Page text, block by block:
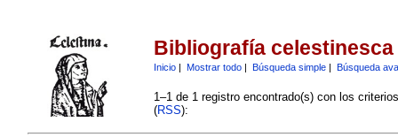
Bibliografía celestinesca
Inicio| Mostrar todo| Búsqueda simple| Búsqueda
1–1 de 1 registro encontrado(s) con los
(RSS):